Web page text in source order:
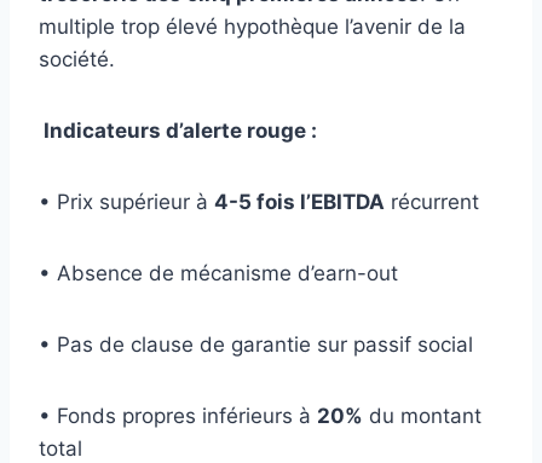
multiple trop élevé hypothèque l’avenir de la
société.
Indicateurs d’alerte rouge :
• Prix supérieur à 4-5 fois l’EBITDA récurrent
• Absence de mécanisme d’earn-out
• Pas de clause de garantie sur passif social
• Fonds propres inférieurs à 20% du montant
total